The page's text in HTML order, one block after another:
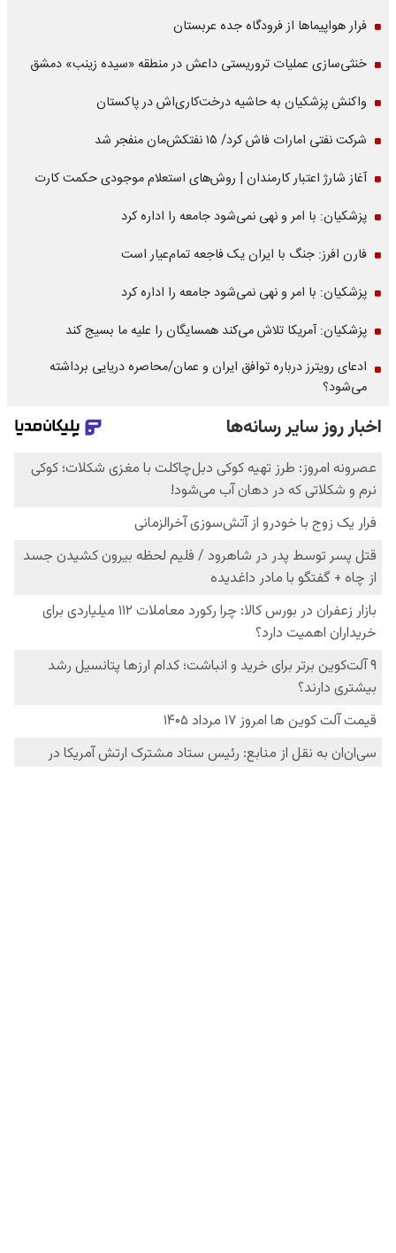
فرار هواپیماها از فرودگاه جده عربستان
خنثی‌سازی عملیات تروریستی داعش در منطقه «سیده زینب» دمشق
واکنش پزشکیان به حاشیه درخت‌کاری‌اش در پاکستان
شرکت نفتی امارات فاش کرد/ ۱۵ نفتکش‌مان منفجر شد
آغاز شارژ اعتبار کارمندان | روش‌های استعلام موجودی حکمت کارت
پزشکیان: با امر و نهی نمی‌شود جامعه را اداره کرد
فارن افرز: جنگ با ایران یک فاجعه تمام‌عیار است
پزشکیان: با امر و نهی نمی‌شود جامعه را اداره کرد
پزشکیان: آمریکا تلاش می‌کند همسایگان را علیه ما بسیج کند
ادعای رویترز درباره توافق ایران و عمان/محاصره دریایی برداشته
می‌شود؟